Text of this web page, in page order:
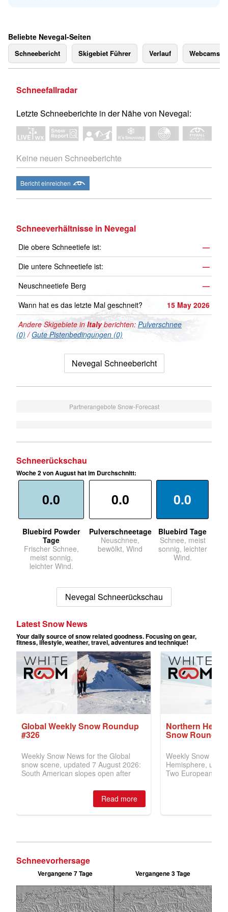
Beliebte Nevegal-Seiten
Schneebericht Skigebiet Führer Verlauf Webcams
Schneefallradar
Letzte Schneeberichte in der Nähe von Nevegal:
Keine neuen Schneeberichte
Bericht einreichen
Schneeverhältnisse in Nevegal
Die obere Schneetiefe ist:
—
Die untere Schneetiefe ist:
—
Neuschneetiefe Berg
—
Wann hat es das letzte Mal geschneit?
15 May 2026
Andere Skigebiete inItalyberichten: Pulverschnee
(0) /Gute Pistenbedingungen (0)
Nevegal Schneebericht
Partnerangebote Snow-Forecast
Schneerückschau
Woche 2 von August hat im Durchschnitt:
0.0
Bluebird Powder
Tage
Frischer Schnee,
meist sonnig,
leichter Wind.
0.0
Pulverschneetage
Neuschnee,
bewölkt, Wind
0.0
Bluebird Tage
Schnee, meist
sonnig, leichter
Wind.
Nevegal Schneerückschau
Schneevorhersage
Vergangene 7 Tage Vergangene 3 Tage